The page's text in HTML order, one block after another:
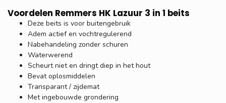
Voordelen Remmers HK Lazuur 3 in 1 beits
Deze beits is voor buitengebruik
Adem actief en vochtregulerend
Nabehandeling zonder schuren
Waterwerend
Scheurt niet en dringt diep in het hout
Bevat oplosmiddelen
Transparant / zijdemat
Met ingebouwde grondering